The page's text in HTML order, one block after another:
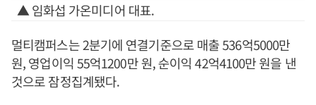
▲ 임화섭 가온미디어 대표.
멀티캠퍼스는 2분기에 연결기준으로 매출 536억5000만
원, 영업이익 55억1200만 원, 순이익 42억4100만 원을 낸
것으로 잠정집계됐다.